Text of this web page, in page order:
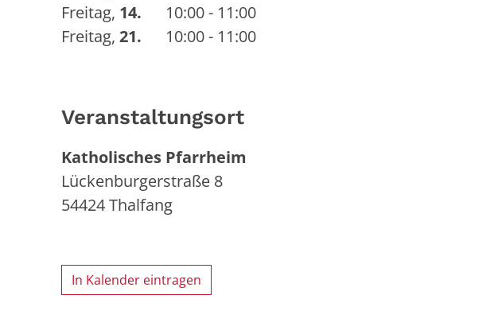
Freitag, 14.
10:00 - 11:00
Freitag, 21. 10:00 - 11:00
Veranstaltungsort
Katholisches Pfarrheim
Lückenburgerstraße 8
54424Thalfang
In Kalender eintragen